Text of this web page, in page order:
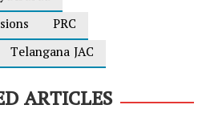
PRC
Telangana JAC
ARTICLES